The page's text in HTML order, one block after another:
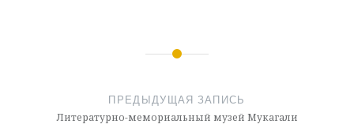
ПРЕДЫДУЩАЯ ЗАПИСЬ
Литературно-мемориальный музей Мукагали